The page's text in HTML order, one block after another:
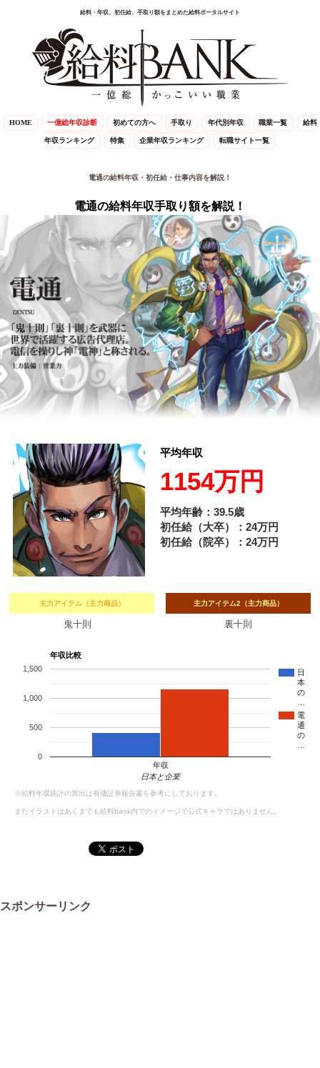
給料・年収、初任給、手取り額をまとめた給料ポータルサイト
HOME 一億総年収診断 初めての方へ 手取り 年代別年収 職業一覧 給料
年収ランキング 特集 企業年収ランキング 転職サイト一覧
電通の給料年収・初任給・仕事内容を解説！
電通の給料年収手取り額を解説！
平均年収
1154万円
平均年齢： 39.5歳
初任給（大卒）：24万円
初任給（院卒）：24万円
主力アイテム（主力商品）
鬼十則
主力アイテム2（主力商品）
裏十則
年収比較
日
本
の
電
通
の
年収
0
500
1,000
1,500
日本と企業
※給料年収統計の算出は有価証券報告書を参考にしております。
またイラストはあくまでも給料bank内でのイメージで公式キャラではありません。
スポンサーリンク